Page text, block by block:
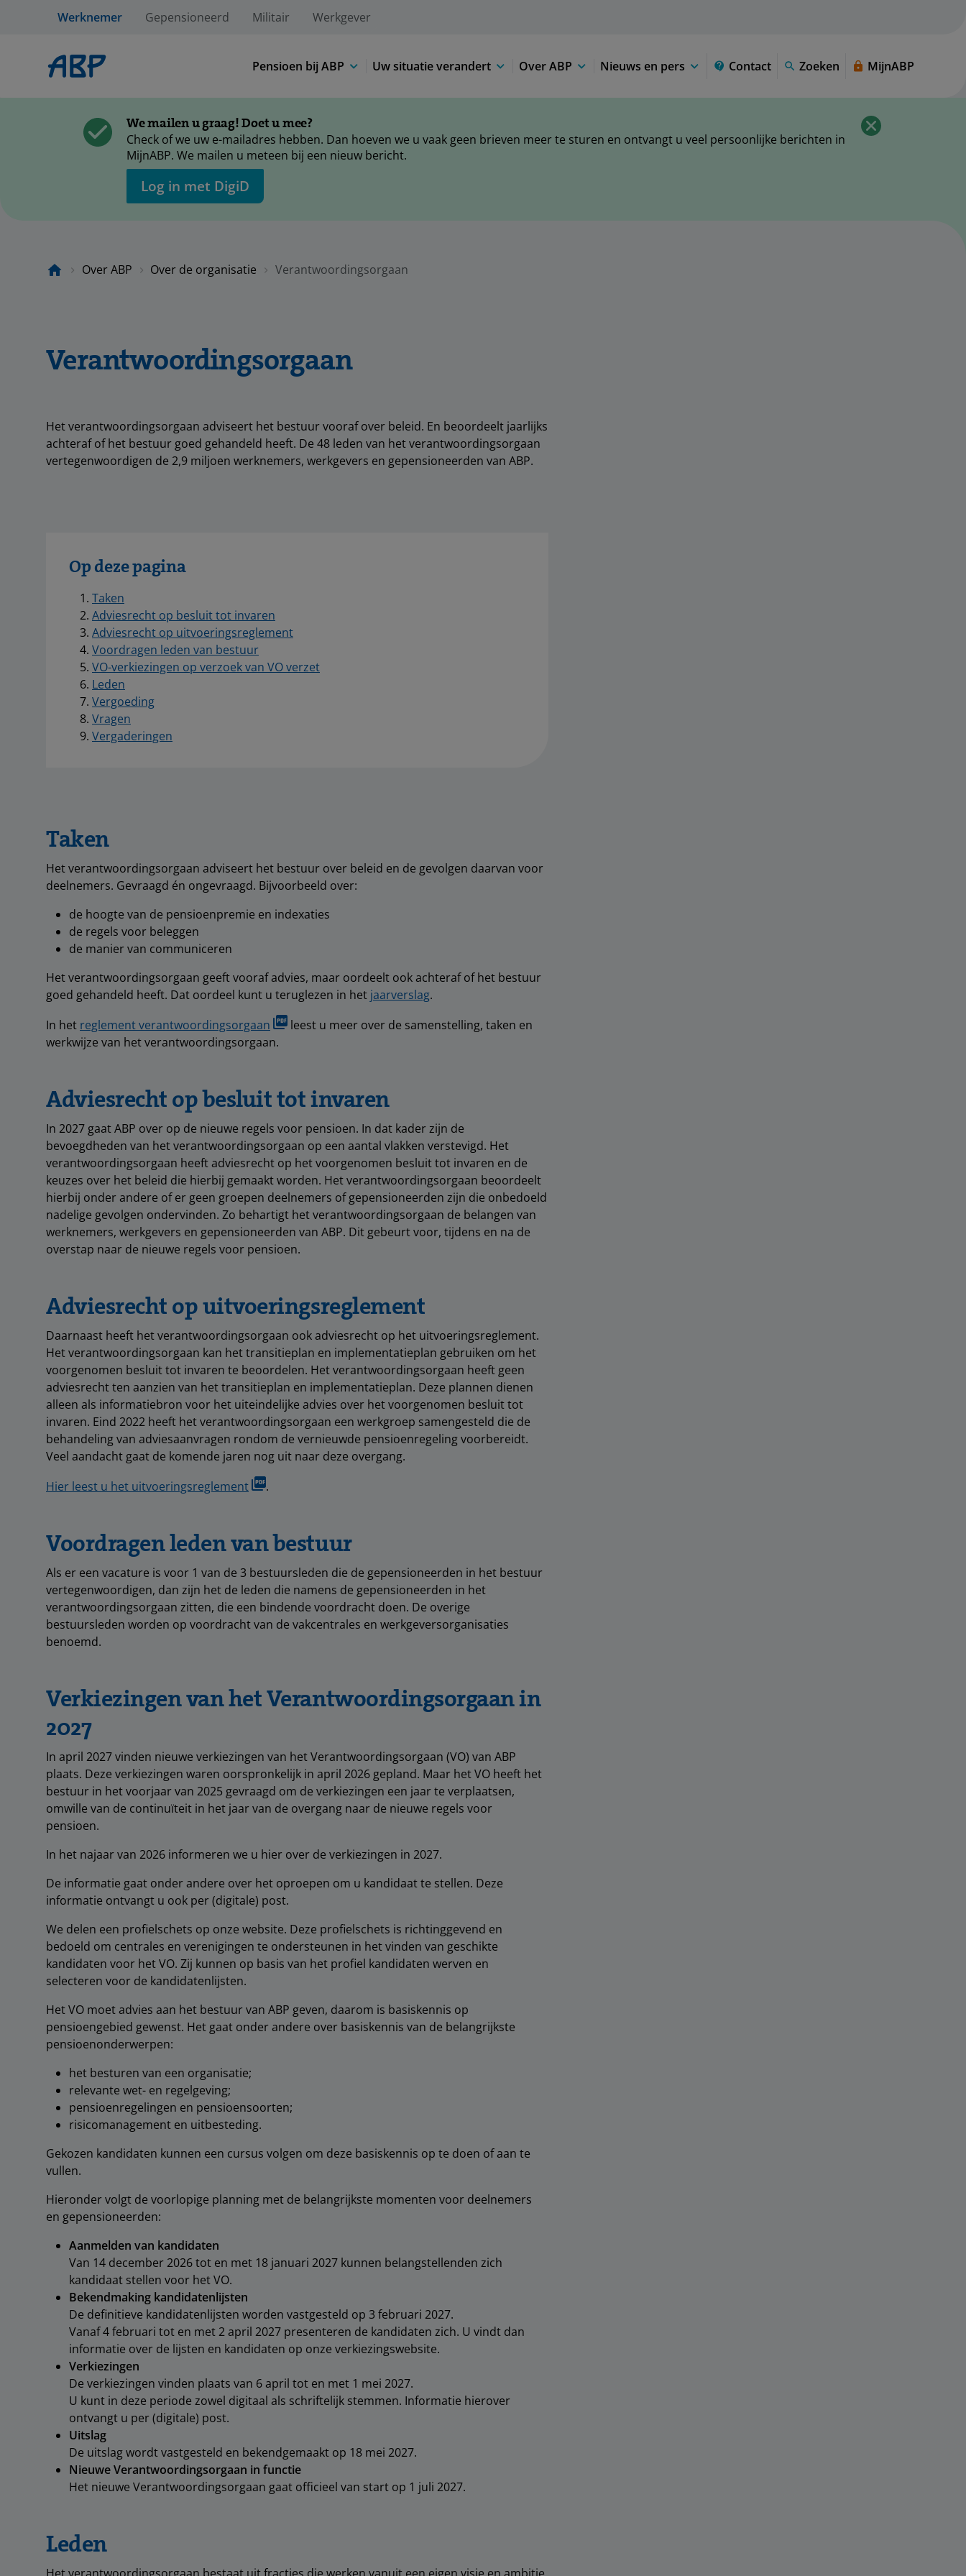
Werknemer Gepensioneerd Militair Werkgever
Pensioen bij ABP Uw situatie verandert Over ABP Nieuws en pers Contact Zoeken MijnABP
We mailen u graag! Doet u mee?
Check of we uw e-mailadres hebben. Dan hoeven we u vaak geen brieven meer te sturen en ontvangt u veel persoonlijke berichten in
MijnABP. We mailen u meteen bij een nieuw bericht.
Log in met DigiD
Over ABP Over de organisatie Verantwoordingsorgaan
Verantwoordingsorgaan
Het verantwoordingsorgaan adviseert het bestuur vooraf over beleid. En beoordeelt jaarlijks
achteraf of het bestuur goed gehandeld heeft. De 48 leden van het verantwoordingsorgaan
vertegenwoordigen de 2,9 miljoen werknemers, werkgevers en gepensioneerden van ABP.
Op deze pagina
Taken
Adviesrecht op besluit tot invaren
Adviesrecht op uitvoeringsreglement
Voordragen leden van bestuur
VO-verkiezingen op verzoek van VO verzet
Leden
Vergoeding
Vragen
Vergaderingen
Taken
Het verantwoordingsorgaan adviseert het bestuur over beleid en de gevolgen daarvan voor
deelnemers. Gevraagd én ongevraagd. Bijvoorbeeld over:
de hoogte van de pensioenpremie en indexaties
de regels voor beleggen
de manier van communiceren
Het verantwoordingsorgaan geeft vooraf advies, maar oordeelt ook achteraf of het bestuur
goed gehandeld heeft. Dat oordeel kunt u teruglezen in het jaarverslag.
In het reglement verantwoordingsorgaan
leest u meer over de samenstelling, taken en
werkwijze van het verantwoordingsorgaan.
Adviesrecht op besluit tot invaren
In 2027 gaat ABP over op de nieuwe regels voor pensioen. In dat kader zĳn de
bevoegdheden van het verantwoordingsorgaan op een aantal vlakken verstevigd. Het
verantwoordingsorgaan heeft adviesrecht op het voorgenomen besluit tot invaren en de
keuzes over het beleid die hierbij gemaakt worden. Het verantwoordingsorgaan beoordeelt
hierbij onder andere of er geen groepen deelnemers of gepensioneerden zijn die onbedoeld
nadelige gevolgen ondervinden. Zo behartigt het verantwoordingsorgaan de belangen van
werknemers, werkgevers en gepensioneerden van ABP. Dit gebeurt voor, tijdens en na de
overstap naar de nieuwe regels voor pensioen.
Adviesrecht op uitvoeringsreglement
Daarnaast heeft het verantwoordingsorgaan ook adviesrecht op het uitvoeringsreglement.
Het verantwoordingsorgaan kan het transitieplan en implementatieplan gebruiken om het
voorgenomen besluit tot invaren te beoordelen. Het verantwoordingsorgaan heeft geen
adviesrecht ten aanzien van het transitieplan en implementatieplan. Deze plannen dienen
alleen als informatiebron voor het uiteindelĳke advies over het voorgenomen besluit tot
invaren. Eind 2022 heeft het verantwoordingsorgaan een werkgroep samengesteld die de
behandeling van adviesaanvragen rondom de vernieuwde pensioenregeling voorbereidt.
Veel aandacht gaat de komende jaren nog uit naar deze overgang.
Hier leest u het uitvoeringsreglement
.
Voordragen leden van bestuur
Als er een vacature is voor 1 van de 3 bestuursleden die de gepensioneerden in het bestuur
vertegenwoordigen, dan zijn het de leden die namens de gepensioneerden in het
verantwoordingsorgaan zitten, die een bindende voordracht doen. De overige
bestuursleden worden op voordracht van de vakcentrales en werkgeversorganisaties
benoemd.
Verkiezingen van het Verantwoordingsorgaan in
2027
In april 2027 vinden nieuwe verkiezingen van het Verantwoordingsorgaan (VO) van ABP
plaats. Deze verkiezingen waren oorspronkelijk in april 2026 gepland. Maar het VO heeft het
bestuur in het voorjaar van 2025 gevraagd om de verkiezingen een jaar te verplaatsen,
omwille van de continuïteit in het jaar van de overgang naar de nieuwe regels voor
pensioen.
In het najaar van 2026 informeren we u hier over de verkiezingen in 2027.
De informatie gaat onder andere over het oproepen om u kandidaat te stellen. Deze
informatie ontvangt u ook per (digitale) post.
We delen een profielschets op onze website. Deze profielschets is richtinggevend en
bedoeld om centrales en verenigingen te ondersteunen in het vinden van geschikte
kandidaten voor het VO. Zij kunnen op basis van het profiel kandidaten werven en
selecteren voor de kandidatenlijsten.
Het VO moet advies aan het bestuur van ABP geven, daarom is basiskennis op
pensioengebied gewenst. Het gaat onder andere over basiskennis van de belangrijkste
pensioenonderwerpen:
het besturen van een organisatie;
relevante wet- en regelgeving;
pensioenregelingen en pensioensoorten;
risicomanagement en uitbesteding.
Gekozen kandidaten kunnen een cursus volgen om deze basiskennis op te doen of aan te
vullen.
Hieronder volgt de voorlopige planning met de belangrijkste momenten voor deelnemers
en gepensioneerden:
Aanmelden van kandidaten
Van 14 december 2026 tot en met 18 januari 2027 kunnen belangstellenden zich
kandidaat stellen voor het VO.
Bekendmaking kandidatenlijsten
De definitieve kandidatenlijsten worden vastgesteld op 3 februari 2027.
Vanaf 4 februari tot en met 2 april 2027 presenteren de kandidaten zich. U vindt dan
informatie over de lijsten en kandidaten op onze verkiezingswebsite.
Verkiezingen
De verkiezingen vinden plaats van 6 april tot en met 1 mei 2027.
U kunt in deze periode zowel digitaal als schriftelijk stemmen. Informatie hierover
ontvangt u per (digitale) post.
Uitslag
De uitslag wordt vastgesteld en bekendgemaakt op 18 mei 2027.
Nieuwe Verantwoordingsorgaan in functie
Het nieuwe Verantwoordingsorgaan gaat officieel van start op 1 juli 2027.
Leden